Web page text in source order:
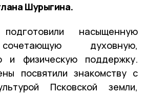
Шурыгина.
насыщенную
духовную,
и физическую поддержку.
посвятили знакомству с
Псковской земли,